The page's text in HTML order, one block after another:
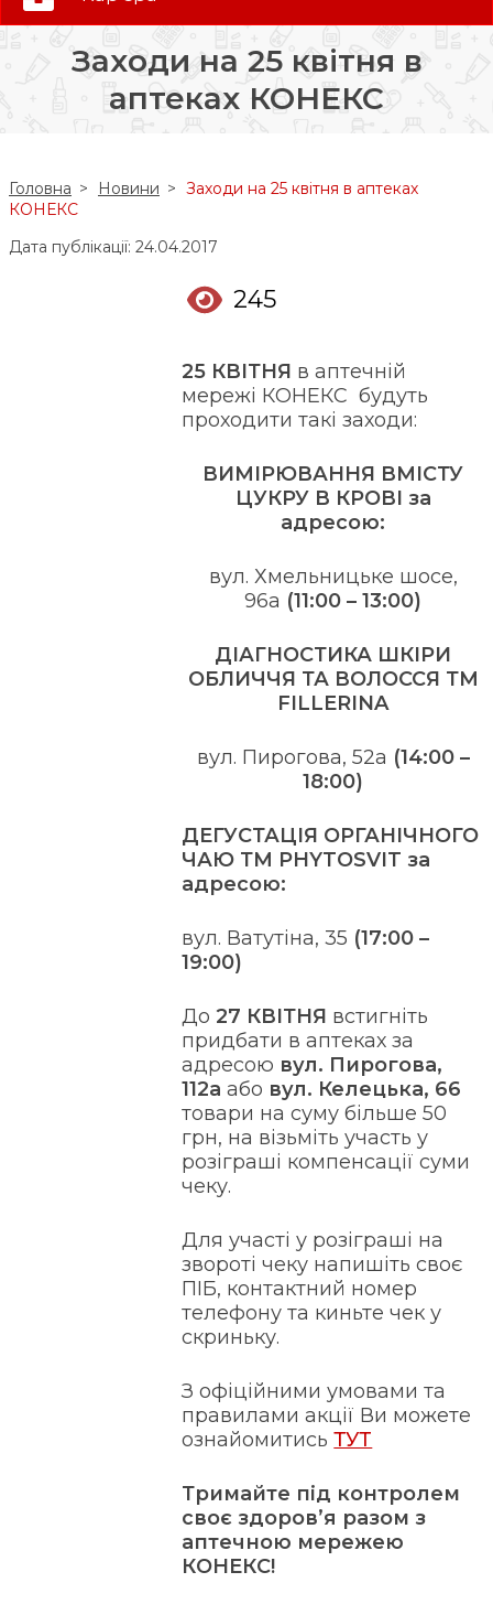
Слідкуй за нами:
Заходи на 25 квітня в
аптеках КОНЕКС
Головна Новини
Заходи на 25 квітня в аптеках
КОНЕКС
Дата публікації: 24.04.2017
245
25 КВІТНЯ в аптечній
мережі КОНЕКС будуть
проходити такі заходи:
ВИМІРЮВАННЯ ВМІСТУ
ЦУКРУ В КРОВІ за
адресою:
вул. Хмельницьке шосе,
96а (11:00 – 13:00)
ДІАГНОСТИКА ШКІРИ
ОБЛИЧЧЯ ТА ВОЛОССЯ ТМ
FILLERINA
вул. Пирогова, 52а (14:00 –
18:00)
ДЕГУСТАЦІЯ ОРГАНІЧНОГО
ЧАЮ ТМ PHYTOSVIT за
адресою:
вул. Ватутіна, 35 (17:00 –
19:00)
До 27 КВІТНЯ встигніть
придбати в аптеках за
адресою вул. Пирогова,
112а або вул. Келецька, 66
товари на суму більше 50
грн, на візьміть участь у
розіграші компенсації суми
чеку.
Для участі у розіграші на
звороті чеку напишіть своє
ПІБ, контактний номер
телефону та киньте чек у
скриньку.
З офіційними умовами та
правилами акції Ви можете
ознайомитисьТУТ
Тримайте під контролем
своє здоров’я разом з
аптечною мережею
КОНЕКС!